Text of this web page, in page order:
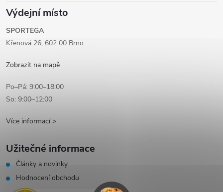
Výdejní místo
SPORTEGA
Křenová 26, 602 00 Brno
Zobrazit na mapě
Po–Pá: 9:00–18:00
So: 9:00–12:00
Více informací >
Užitečné informace
Články a novinky
Hodnocení obchodu